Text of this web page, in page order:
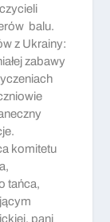
balu.
z Ukrainy:
zabawy
komitetu
tańca,
pani